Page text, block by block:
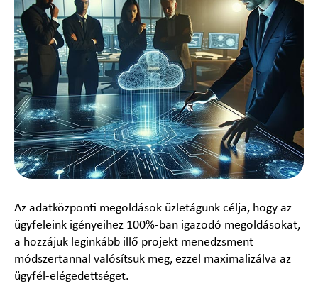
Az adatközponti megoldások üzletágunk célja, hogy az
ügyfeleink igényeihez 100%-ban igazodó megoldásokat,
a hozzájuk leginkább illő projekt menedzsment
módszertannal valósítsuk meg, ezzel maximalizálva az
ügyfél-elégedettséget.